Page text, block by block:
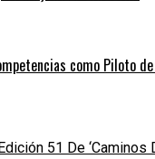
como Piloto
51 De ‘Caminos